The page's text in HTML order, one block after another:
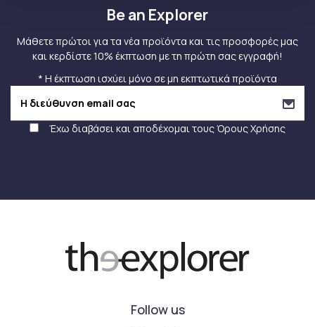
Be an Explorer
Μάθετε πρώτοι για τα νέα προϊόντα και τις προσφορές μας
και κερδίστε 10% έκπτωση με τη πρώτη σας εγγραφή!
* Η έκπτωση ισχύει μόνο σε μη εκπτωτικά προϊόντα
Έχω διαβάσει και αποδέχομαι τουςΌρους Χρήσης
Follow us